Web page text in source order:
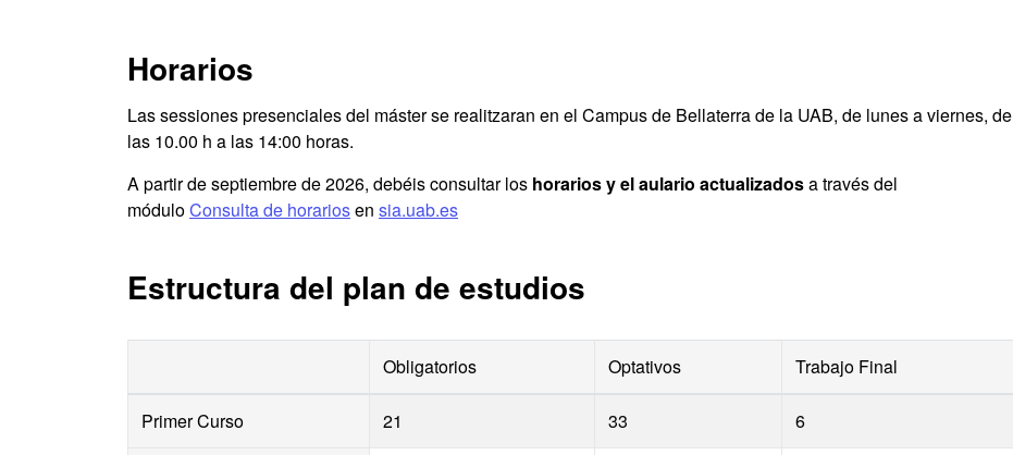
Horarios
Las sessiones presenciales del máster se realitzaran en el Campus de Bellaterra de la UAB, de lunes a viernes, de
las 10.00 h a las 14:00 horas.
A partir de septiembre de 2026, debéis consultar los horarios y el aulario actualizadosa través del
móduloConsulta de horariosen sia.uab.es
Estructura del plan de estudios
Obligatorios Optativos Trabajo Final
Primer Curso 21 33 6